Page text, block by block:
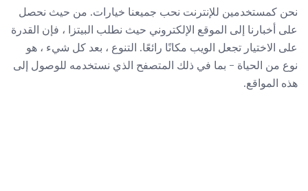
نحن كمستخدمين للإنترنت نحب جميعنا خيارات. من حيث نحصل
على أخبارنا إلى الموقع الإلكتروني حيث نطلب البيتزا ، فإن القدرة
على الاختيار تجعل الويب مكانًا رائعًا. التنوع ، بعد كل شيء ، هو
نوع من الحياة - بما في ذلك المتصفح الذي نستخدمه للوصول إلى
هذه المواقع.